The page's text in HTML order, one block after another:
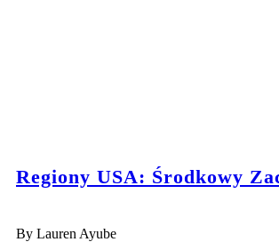
Regiony USA: Środkowy
By Lauren Ayube